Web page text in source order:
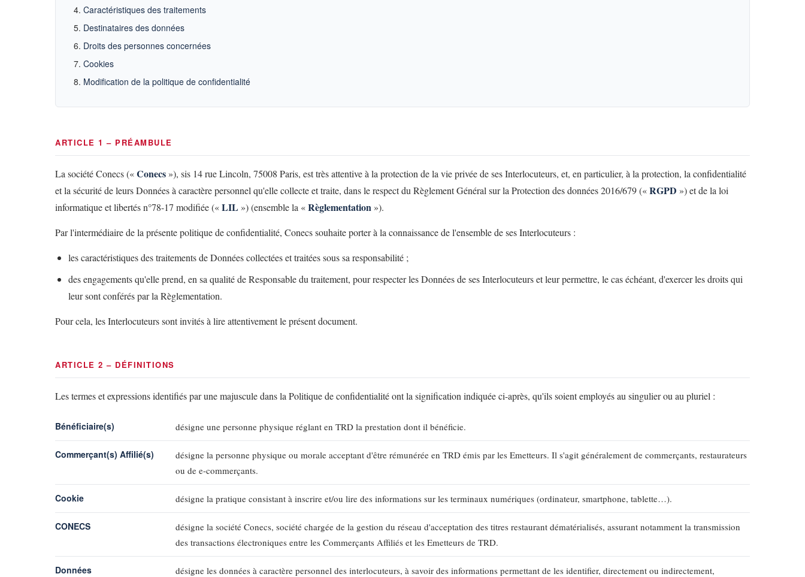
Caractéristiques des traitements
Destinataires des données
Droits des personnes concernées
Cookies
Modification de la politique de confidentialité
ARTICLE 1 – PRÉAMBULE
La société Conecs («Conecs »), sis 14 rue Lincoln, 75008 Paris, est très attentive à la protection de la vie privée de ses Interlocuteurs, et, en particulier, à la protection, la confidentialité
et la sécurité de leurs Données à caractère personnel qu'elle collecte et traite, dans le respect du Règlement Général sur la Protection des données 2016/679 («RGPD ») et de la loi
informatique et libertés n°78-17 modifiée («LIL ») (ensemble la «Règlementation »).
Par l'intermédiaire de la présente politique de confidentialité, Conecs souhaite porter à la connaissance de l'ensemble de ses Interlocuteurs :
les caractéristiques des traitements de Données collectées et traitées sous sa responsabilité ;
des engagements qu'elle prend, en sa qualité de Responsable du traitement, pour respecter les Données de ses Interlocuteurs et leur permettre, le cas échéant, d'exercer les droits qui
leur sont conférés par la Règlementation.
Pour cela, les Interlocuteurs sont invités à lire attentivement le présent document.
ARTICLE 2 – DÉFINITIONS
Les termes et expressions identifiés par une majuscule dans la Politique de confidentialité ont la signification indiquée ci-après, qu'ils soient employés au singulier ou au pluriel :
Bénéficiaire(s) désigne une personne physique réglant en TRD la prestation dont il bénéficie.
Commerçant(s) Affilié(s)
désigne la personne physique ou morale acceptant d'être rémunérée en TRD émis par les Emetteurs. Il s'agit généralement de commerçants, restaurateurs
ou de e-commerçants.
Cookie désigne la pratique consistant à inscrire et/ou lire des informations sur les terminaux numériques (ordinateur, smartphone, tablette…).
CONECS
désigne la société Conecs, société chargée de la gestion du réseau d'acceptation des titres restaurant dématérialisés, assurant notamment la transmission
des transactions électroniques entre les Commerçants Affiliés et les Emetteurs de TRD.
Données
désigne les données à caractère personnel des interlocuteurs, à savoir des informations permettant de les identifier, directement ou indirectement,